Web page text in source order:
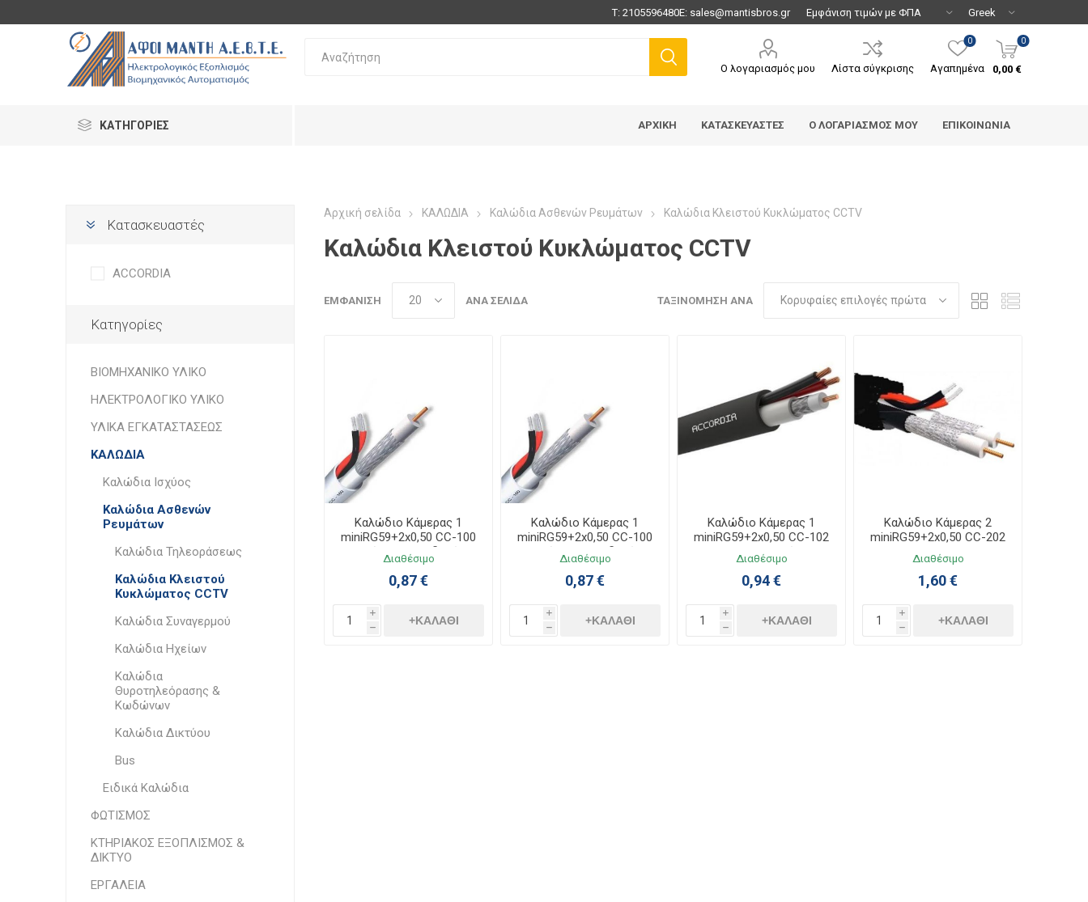
Τ:2105596480E: sales@mantisbros.gr
Ο λογαριασμός μου Λίστα σύγκρισης Αγαπημένα
0 0
0,00 €
ΚΑΤΗΓΟΡΊΕΣ ΑΡΧΙΚΉ ΚΑΤΑΣΚΕΥΑΣΤΈΣ Ο ΛΟΓΑΡΙΑΣΜΌΣ ΜΟΥ ΕΠΙΚΟΙΝΩΝΊΑ
Κατασκευαστές
ACCORDIA
Κατηγορίες
ΒΙΟΜΗΧΑΝΙΚΟ ΥΛΙΚΟ
ΗΛΕΚΤΡΟΛΟΓΙΚΟ ΥΛΙΚΟ
ΥΛΙΚΑ ΕΓΚΑΤΑΣΤΑΣΕΩΣ
ΚΑΛΩΔΙΑ
Καλώδια Ισχύος
Καλώδια Ασθενών
Ρευμάτων
Καλώδια Τηλεοράσεως
Καλώδια Κλειστού
Κυκλώματος CCTV
Καλώδια Συναγερμού
Καλώδια Ηχείων
Καλώδια
Θυροτηλεόρασης &
Κωδώνων
Καλώδια Δικτύου
Bus
Ειδικά Καλώδια
ΦΩΤΙΣΜΟΣ
ΚΤΗΡΙΑΚΟΣ ΕΞΟΠΛΙΣΜΟΣ &
ΔΙΚΤΥΟ
ΕΡΓΑΛΕΙΑ
Αρχική σελίδα ΚΑΛΩΔΙΑ Καλώδια Ασθενών Ρευμάτων Καλώδια Κλειστού Κυκλώματος CCTV
Καλώδια Κλειστού Κυκλώματος CCTV
ΤΑΞΙΝΌΜΗΣΗ ΑΝΆ
ΕΜΦΆΝΙΣΗ ΑΝΆ ΣΕΛΊΔΑ
Καλώδιο Κάμερας 1
miniRG59+2x0,50 CC-100
Εικόνα-Τροφοδοσία
100m
Διαθέσιμο
0,87 €
i
h
+ΚΑΛΆΘΙ
Καλώδιο Κάμερας 1
miniRG59+2x0,50 CC-100
Εικόνα-Τροφοδοσία
Στροφείο
Διαθέσιμο
0,87 €
i
h
+ΚΑΛΆΘΙ
Καλώδιο Κάμερας 1
miniRG59+2x0,50 CC-102
PET Στροφείο
Διαθέσιμο
0,94 €
i
h
+ΚΑΛΆΘΙ
Καλώδιο Κάμερας 2
miniRG59+2x0,50 CC-202
PET
Διαθέσιμο
1,60 €
i
h
+ΚΑΛΆΘΙ